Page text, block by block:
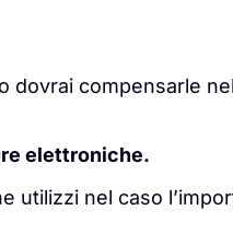
dovrai compensarle
elettroniche.
utilizzi nel caso